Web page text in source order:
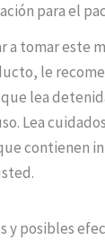
para el
a tomar este
le
lea
Lea
contienen
y posibles